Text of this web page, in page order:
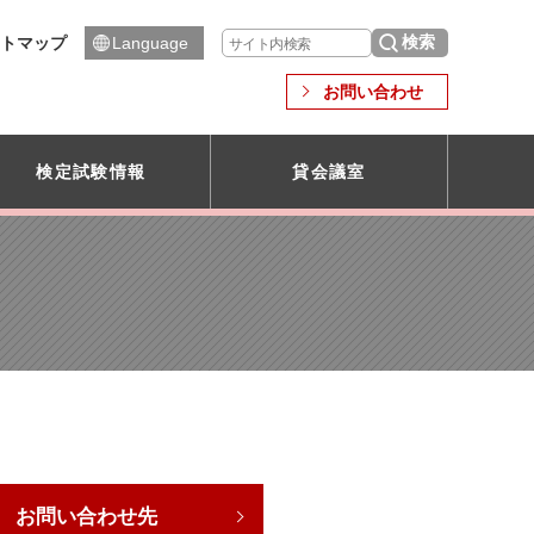
マップ Language
お問い合わせ
検定試験情報 貸会議室
お問い合わせ先